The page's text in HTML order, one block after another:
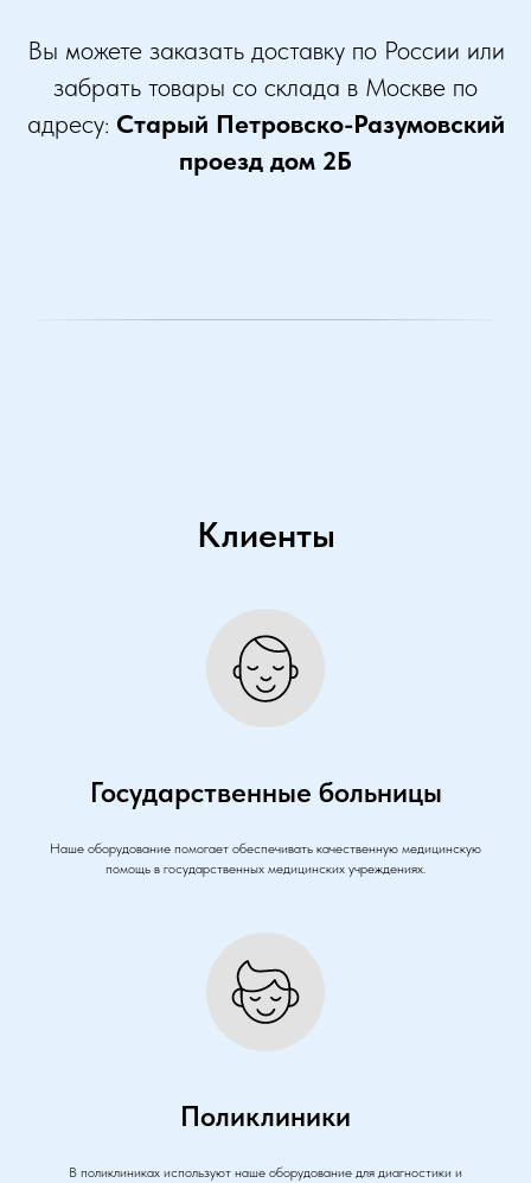
Вы можете заказать доставку по России или
забрать товары со склада в Москве по
адресу: Старый Петровско-Разумовский
проезд дом 2Б
Клиенты
Государственные больницы
Наше оборудование помогает обеспечивать качественную медицинскую
помощь в государственных медицинских учреждениях.
Поликлиники
В поликлиниках используют наше оборудование для диагностики и